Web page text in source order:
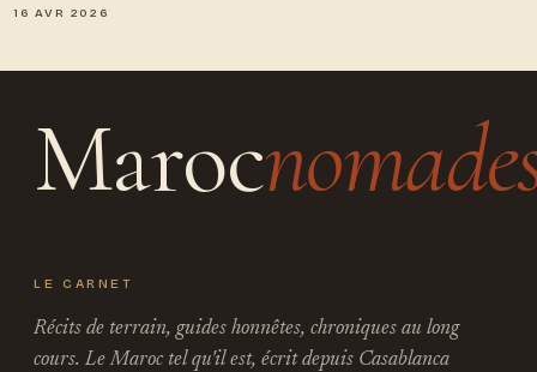
16 AVR 2026
Maroc
LE CARNET
Récits de terrain, guides honnêtes, chroniques au long
cours. Le Maroc tel qu'il est, écrit depuis Casablanca